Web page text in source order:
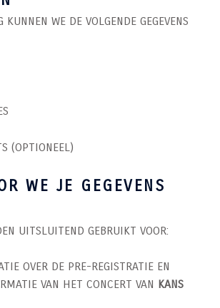
WE DE VOLGENDE GEGEVENS
(OPTIONEEL)
WE JE GEGEVENS
UITSLUITEND GEBRUIKT VOOR:
OVER DE PRE-REGISTRATIE EN
VAN HET CONCERT VAN KANS